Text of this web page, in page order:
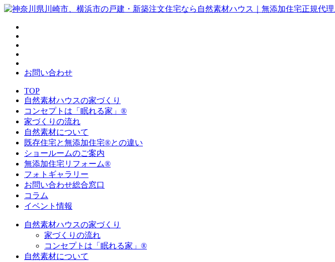
お問い合わせ
TOP
自然素材ハウスの家づくり
コンセプトは「眠れる家」®
家づくりの流れ
自然素材について
既存住宅と無添加住宅®との違い
ショールームのご案内
無添加住宅リフォーム®
フォトギャラリー
お問い合わせ総合窓口
コラム
イベント情報
自然素材ハウスの家づくり
家づくりの流れ
コンセプトは「眠れる家」®
自然素材について